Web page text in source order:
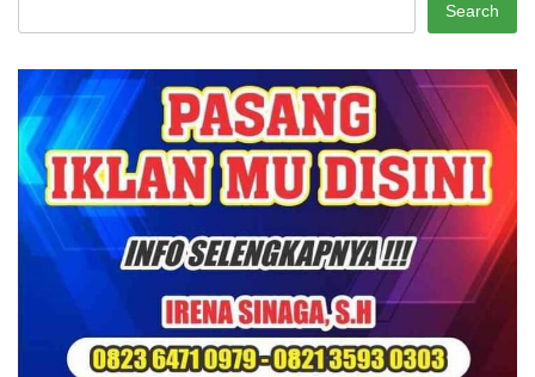
Search